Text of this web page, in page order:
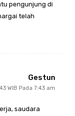
pengunjung di
telah
Gestun
WIB Pada 7:43 am
saudara